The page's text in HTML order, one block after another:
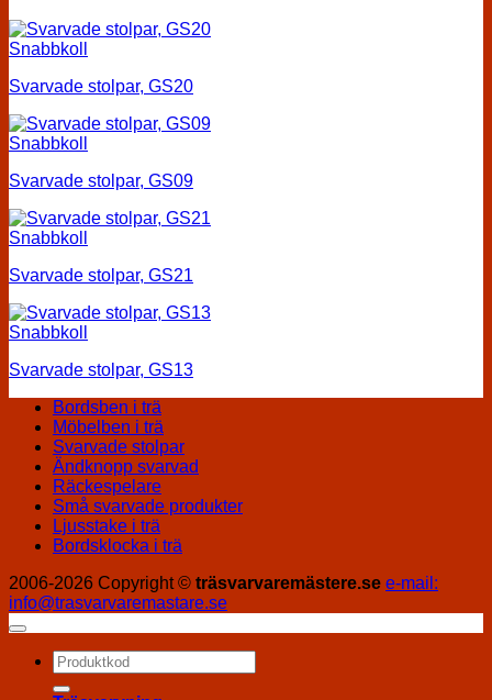
Snabbkoll
Svarvade stolpar, GS20
Snabbkoll
Svarvade stolpar, GS09
Snabbkoll
Svarvade stolpar, GS21
Snabbkoll
Svarvade stolpar, GS13
Bordsben i trä
Möbelben i trä
Svarvade stolpar
Ändknopp svarvad
Räckespelare
Små svarvade produkter
Ljusstake i trä
Bordsklocka i trä
2006-2026 Copyright © träsvarvaremästere.se e-mail:
info@trasvarvaremastare.se
Sök
efter: